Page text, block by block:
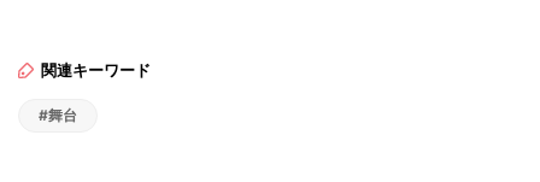
関連キーワード
#舞台